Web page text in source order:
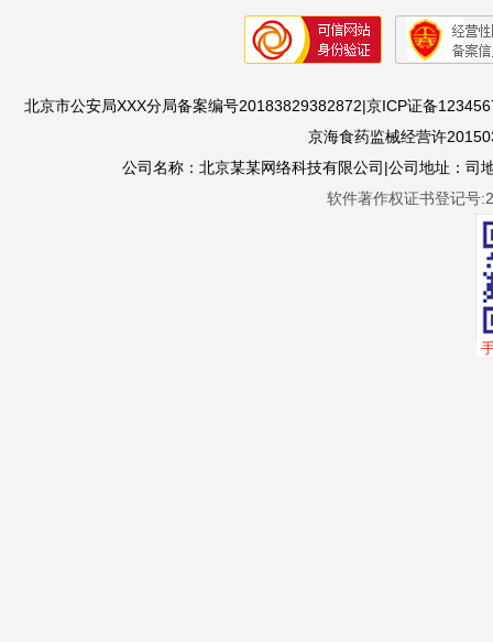
北京市公安局XXX分局备案编号20183829382872|京ICP证备
京海食药监械经营许
公司名称：北京某某网络科技有限公司|公司地址：
软件著作权证书登记号